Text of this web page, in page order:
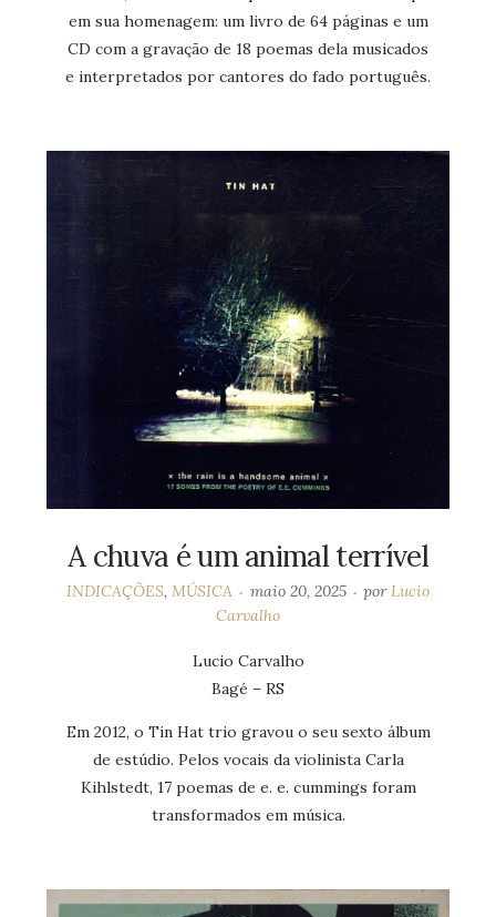
em sua homenagem: um livro de 64 páginas e um
CD com a gravação de 18 poemas dela musicados
e interpretados por cantores do fado português.
A chuva é um animal terrível
INDICAÇÕES, MÚSICA maio 20, 2025 porLucio
Carvalho
Lucio Carvalho
Bagé – RS
Em 2012, o Tin Hat trio gravou o seu sexto álbum
de estúdio. Pelos vocais da violinista Carla
Kihlstedt, 17 poemas de e. e. cummings foram
transformados em música.